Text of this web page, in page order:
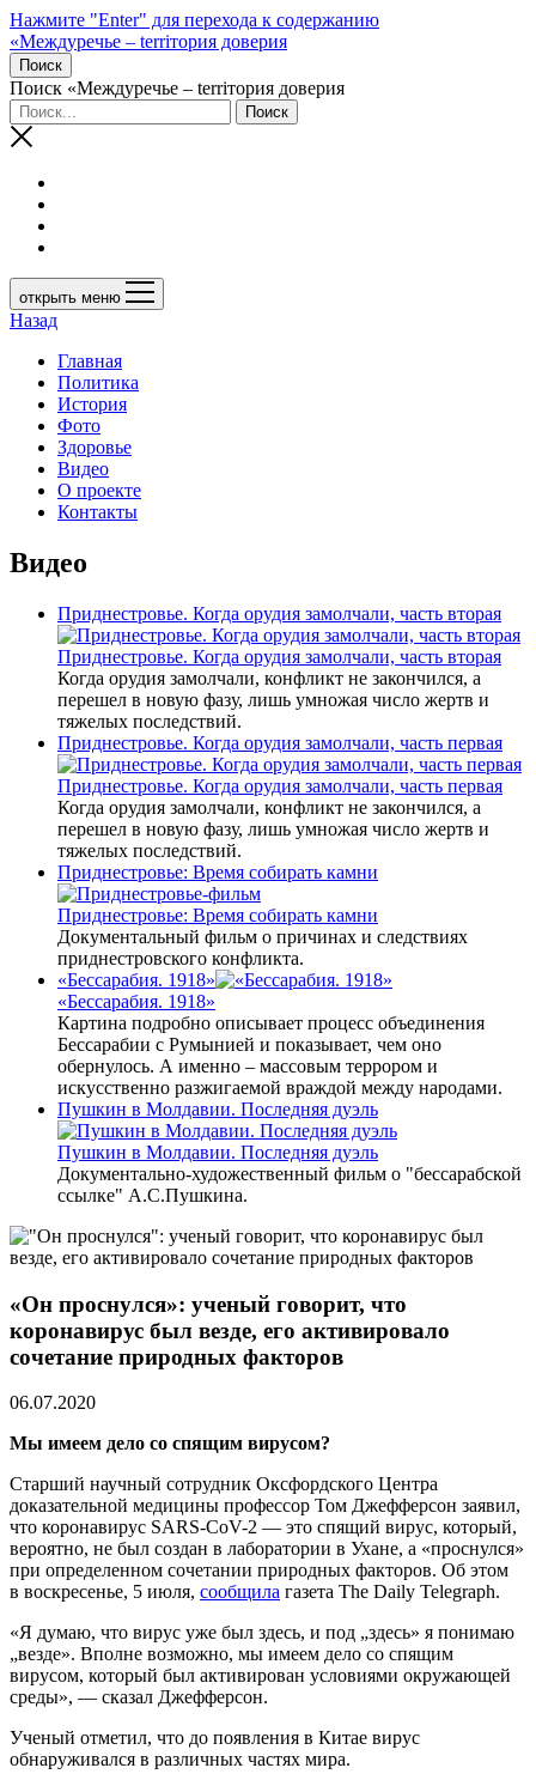
Нажмите "Enter" для перехода к содержанию
«Междуречье – terriтория доверия
Поиск
Поиск «Междуречье – terriтория доверия
открыть меню
Назад
Главная
Политика
История
Фото
Здоровье
Видео
О проекте
Контакты
Видео
Приднестровье. Когда орудия замолчали, часть вторая
Приднестровье. Когда орудия замолчали, часть вторая
Когда орудия замолчали, конфликт не закончился, а
перешел в новую фазу, лишь умножая число жертв и
тяжелых последствий.
Приднестровье. Когда орудия замолчали, часть первая
Приднестровье. Когда орудия замолчали, часть первая
Когда орудия замолчали, конфликт не закончился, а
перешел в новую фазу, лишь умножая число жертв и
тяжелых последствий.
Приднестровье: Время собирать камни
Приднестровье: Время собирать камни
Документальный фильм о причинах и следствиях
приднестровского конфликта.
«Бессарабия. 1918»
«Бессарабия. 1918»
Картина подробно описывает процесс объединения
Бессарабии с Румынией и показывает, чем оно
обернулось. А именно – массовым террором и
искусственно разжигаемой враждой между народами.
Пушкин в Молдавии. Последняя дуэль
Пушкин в Молдавии. Последняя дуэль
Документально-художественный фильм о "бессарабской
ссылке" А.С.Пушкина.
«Он проснулся»: ученый говорит, что
коронавирус был везде, его активировало
сочетание природных факторов
06.07.2020
Мы имеем дело со спящим вирусом?
Старший научный сотрудник Оксфордского Центра
доказательной медицины профессор Том Джефферсон заявил,
что коронавирус SARS-CoV-2 — это спящий вирус, который,
вероятно, не был создан в лаборатории в Ухане, а «проснулся»
при определенном сочетании природных факторов. Об этом
в воскресенье, 5 июля, сообщила газета The Daily Telegraph.
«Я думаю, что вирус уже был здесь, и под „здесь» я понимаю
„везде». Вполне возможно, мы имеем дело со спящим
вирусом, который был активирован условиями окружающей
среды», — сказал Джефферсон.
Ученый отметил, что до появления в Китае вирус
обнаруживался в различных частях мира.